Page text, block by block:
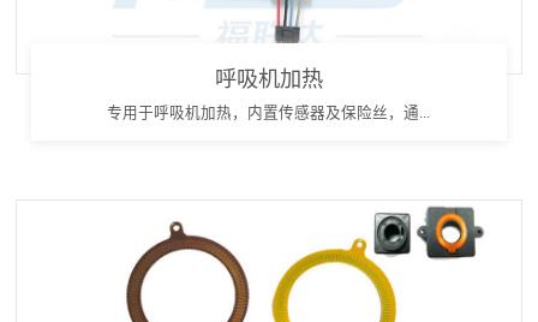
呼吸机加热
专用于呼吸机加热，内置传感器及保险丝，通...